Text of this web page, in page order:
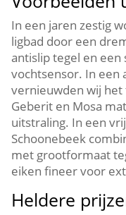
In een jaren zestig
ligbad door een
antislip tegel en
vochtsensor. In een
vernieuwden wij
Geberit en Mosa
uitstraling. In een
Schoonebeek
met grootformaat
eiken fineer voor
Heldere